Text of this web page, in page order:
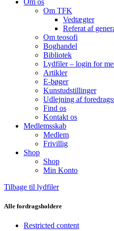
Om os
Om TFK
Vedtægter
Referat af
Om teosofi
Boghandel
Bibliotek
Lydfiler – login for
Artikler
E-bøger
Kunstudstillinger
Udlejning af
Find os
Kontakt os
Medlemsskab
Medlem
Frivillig
Shop
Shop
Min Konto
Tilbage til lydfiler
Alle fordragsholdere
Restricted content